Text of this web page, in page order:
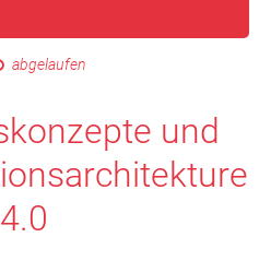
abgelaufen
und